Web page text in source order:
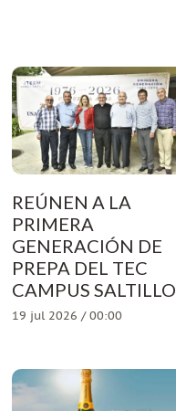
REÚNEN A LA
PRIMERA
GENERACIÓN DE
PREPA DEL TEC
CAMPUS SALTILLO
19 jul 2026 / 00:00